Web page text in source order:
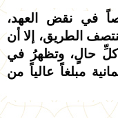
في نقض العهد،
الطريق، إلا أن
حالٍ، وتظهرُ في
مبلغاً عالياً من